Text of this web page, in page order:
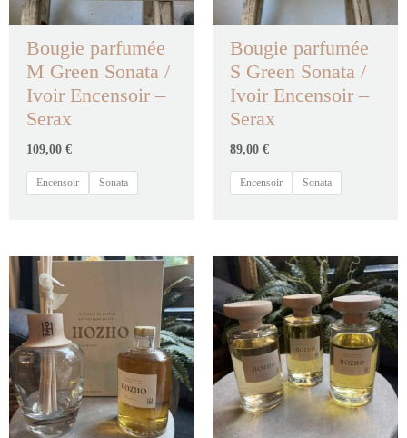
Bougie parfumée
M Green Sonata /
Ivoir Encensoir –
Serax
109,00€
Encensoir Sonata
Bougie parfumée
S Green Sonata /
Ivoir Encensoir –
Serax
89,00€
Encensoir Sonata
Plage
à
255,00 €